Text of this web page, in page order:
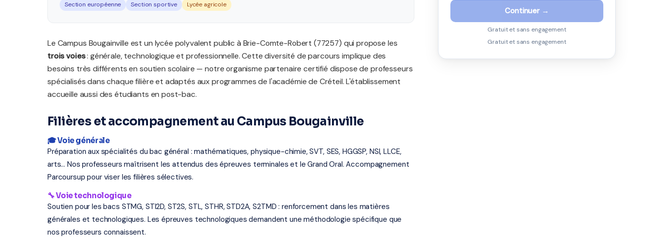
Section européenne
Section sportive Lycée agricole
Le Campus Bougainville est un lycée polyvalent public à Brie-Comte-Robert (77257) qui propose les
trois voies: générale, technologique et professionnelle. Cette diversité de parcours implique des
besoins très différents en soutien scolaire — notre organisme partenaire certifié dispose de professeurs
spécialisés dans chaque filière et adaptés aux programmes de l'académie de Créteil. L'établissement
accueille aussi des étudiants en post-bac.
Filières et accompagnement au Campus Bougainville
🎓 Voie générale
Préparation aux spécialités du bac général : mathématiques, physique-chimie, SVT, SES, HGGSP, NSI, LLCE,
arts... Nos professeurs maîtrisent les attendus des épreuves terminales et le Grand Oral. Accompagnement
Parcoursup pour viser les filières sélectives.
🔧 Voie technologique
Soutien pour les bacs STMG, STI2D, ST2S, STL, STHR, STD2A, S2TMD : renforcement dans les matières
générales et technologiques. Les épreuves technologiques demandent une méthodologie spécifique que
nos professeurs connaissent.
Continuer →
Gratuit et sans engagement
Gratuit et sans engagement